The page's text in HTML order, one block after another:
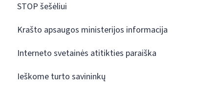
STOP šešėliui
Krašto apsaugos ministerijos informacija
Interneto svetainės atitikties paraiška
Ieškome turto savininkų